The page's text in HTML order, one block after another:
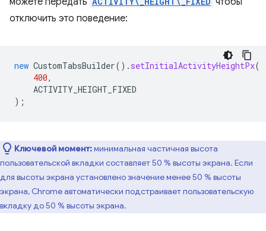
отключить это поведение:
new CustomTabsBuilder(). setInitialActivityHeightPx(
400,
ACTIVITY_HEIGHT_FIXED
);
Ключевой момент:минимальная частичная высота
пользовательской вкладки составляет 50 % высоты экрана. Если
для высоты экрана установлено значение менее 50 % высоты
экрана, Chrome автоматически подстраивает пользовательскую
вкладку до 50 % высоты экрана.